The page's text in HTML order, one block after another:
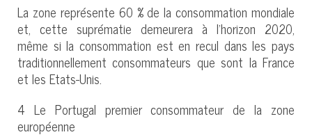
La zone représente 60 % de la consommation mondiale
et, cette suprématie demeurera à l’horizon 2020,
même si la consommation est en recul dans les pays
traditionnellement consommateurs que sont la France
et les Etats-Unis.
4 Le Portugal premier consommateur de la zone
européenne